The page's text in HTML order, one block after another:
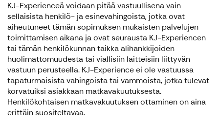
KJ-Experienceä voidaan pitää vastuullisena vain
sellaisista henkilö- ja esinevahingoista, jotka ovat
aiheutuneet tämän sopimuksen mukaisten palvelujen
toimittamisen aikana ja ovat seurausta KJ-Experiencen
tai tämän henkilökunnan taikka alihankkijoiden
huolimattomuudesta tai viallisiin laitteisiin liittyvän
vastuun perusteella. KJ-Experience ei ole vastuussa
tapaturmaisista vahingoista tai vammoista, jotka tulevat
korvatuiksi asiakkaan matkavakuutuksesta.
Henkilökohtaisen matkavakuutuksen ottaminen on aina
erittäin suositeltavaa.